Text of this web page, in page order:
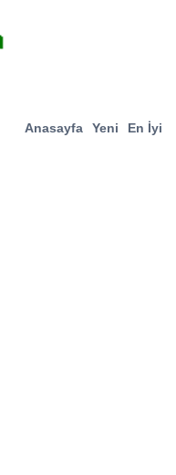
Anasayfa Yeni En İyi